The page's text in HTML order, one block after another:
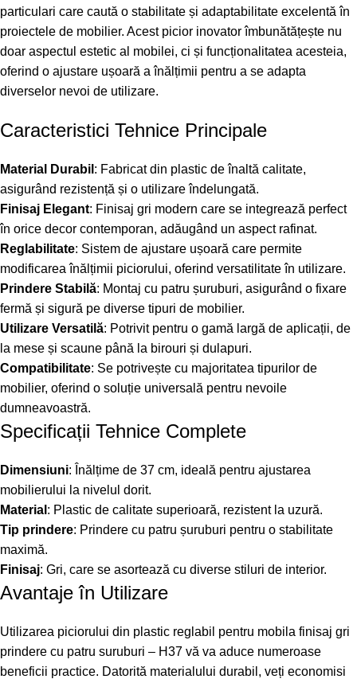
particulari care caută o stabilitate și adaptabilitate excelentă în
proiectele de mobilier. Acest picior inovator îmbunătățește nu
doar aspectul estetic al mobilei, ci și funcționalitatea acesteia,
oferind o ajustare ușoară a înălțimii pentru a se adapta
diverselor nevoi de utilizare.
Caracteristici Tehnice Principale
Material Durabil : Fabricat din plastic de înaltă calitate,
asigurând rezistență și o utilizare îndelungată.
Finisaj Elegant: Finisaj gri modern care se integrează perfect
în orice decor contemporan, adăugând un aspect rafinat.
Reglabilitate: Sistem de ajustare ușoară care permite
modificarea înălțimii piciorului, oferind versatilitate în utilizare.
Prindere Stabilă: Montaj cu patru șuruburi, asigurând o fixare
fermă și sigură pe diverse tipuri de mobilier.
Utilizare Versatilă: Potrivit pentru o gamă largă de aplicații, de
la mese și scaune până la birouri și dulapuri.
Compatibilitate: Se potrivește cu majoritatea tipurilor de
mobilier, oferind o soluție universală pentru nevoile
dumneavoastră.
Specificații Tehnice Complete
Dimensiuni: Înălțime de 37 cm, ideală pentru ajustarea
mobilierului la nivelul dorit.
Material : Plastic de calitate superioară, rezistent la uzură.
Tip prindere: Prindere cu patru șuruburi pentru o stabilitate
maximă.
Finisaj: Gri, care se asortează cu diverse stiluri de interior.
Avantaje în Utilizare
Utilizarea piciorului din plastic reglabil pentru mobila finisaj gri
prindere cu patru suruburi – H37 vă va aduce numeroase
beneficii practice. Datorită materialului durabil, veți economisi